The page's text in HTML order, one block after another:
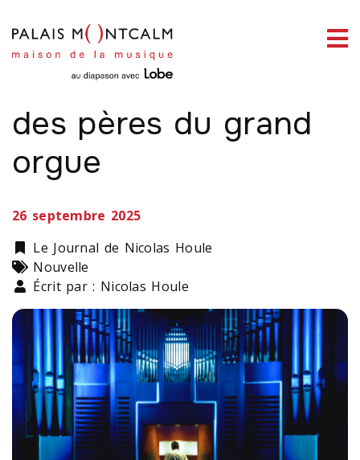
RICHARD PARÉ
Les au revoir d’un
des pères du grand
orgue
26 septembre 2025
Catégorie
Le Journal de Nicolas Houle
Types
Nouvelle
Écrit par : Nicolas Houle